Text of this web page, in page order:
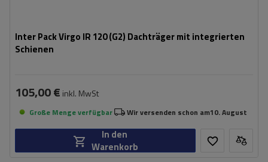
Inter Pack Virgo IR 120 (G2) Dachträger mit integrierten
Schienen
105,00 € inkl. MwSt
Große Menge verfügbar Wir versenden schon am10. August
In den
Warenkorb